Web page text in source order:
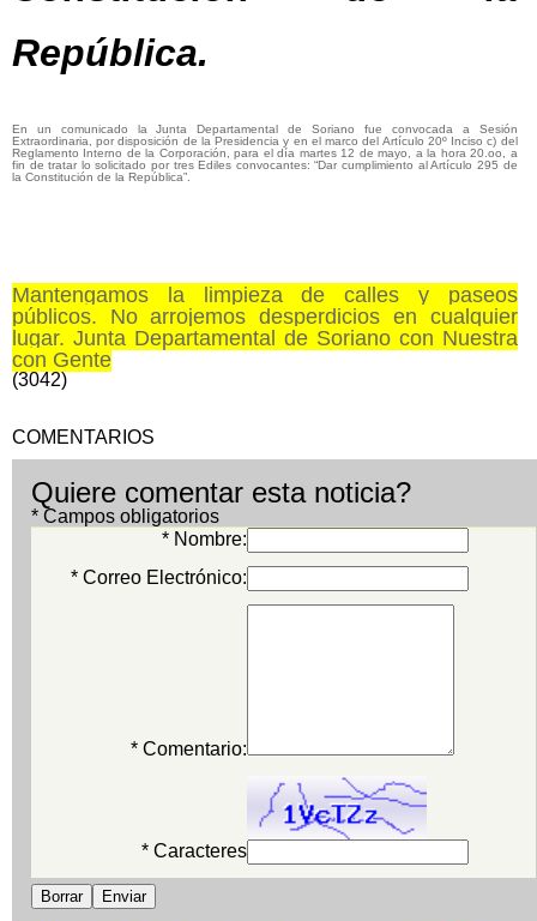
República.
En un comunicado la Junta Departamental de Soriano fue convocada a Sesión
Extraordinaria, por disposición de la Presidencia y en el marco del Artículo 20º Inciso c) del
Reglamento Interno de la Corporación, para el día martes 12 de mayo, a la hora 20.oo, a
fin de tratar lo solicitado por tres Ediles convocantes: “Dar cumplimiento al Artículo 295 de
la Constitución de la República”.
Mantengamos la limpieza de calles y paseos
públicos. No arrojemos desperdicios en cualquier
lugar. Junta Departamental de Soriano con Nuestra
con Gente
(3042)
COMENTARIOS
Quiere comentar esta noticia?
* Campos obligatorios
* Nombre:
* Correo Electrónico:
* Comentario:
* Caracteres